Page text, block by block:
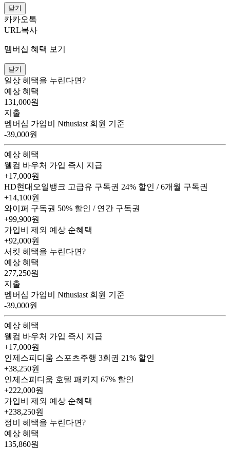
닫기
카카오톡
URL복사
멤버십 혜택 보기
닫기
일상 혜택을 누린다면?
예상 혜택
131,000원
지출
멤버십 가입비
Nthusiast 회원 기준
-39,000원
예상 혜택
웰컴 바우처 가입 즉시 지급
+17,000원
HD현대오일뱅크 고급유 구독권 24% 할인 / 6개월 구독권
+14,100원
와이퍼 구독권 50% 할인 / 연간 구독권
+99,900원
가입비 제외 예상 순혜택
+92,000원
서킷 혜택을 누린다면?
예상 혜택
277,250원
지출
멤버십 가입비
Nthusiast 회원 기준
-39,000원
예상 혜택
웰컴 바우처 가입 즉시 지급
+17,000원
인제스피디움 스포츠주행 3회권 21% 할인
+38,250원
인제스피디움 호텔 패키지 67% 할인
+222,000원
가입비 제외 예상 순혜택
+238,250원
정비 혜택을 누린다면?
예상 혜택
135,860원